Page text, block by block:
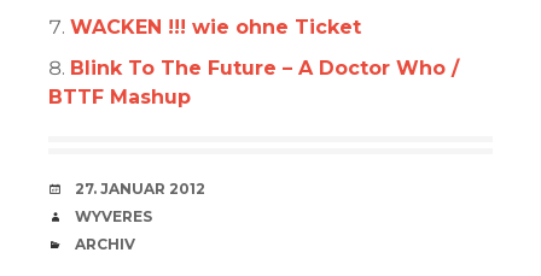
WACKEN !!! wie ohne Ticket
Blink To The Future – A Doctor Who /
BTTF Mashup
VERABREDUNG
27. JANUAR 2012
VERFASSER
WYVERES
CATEGORIES
ARCHIV